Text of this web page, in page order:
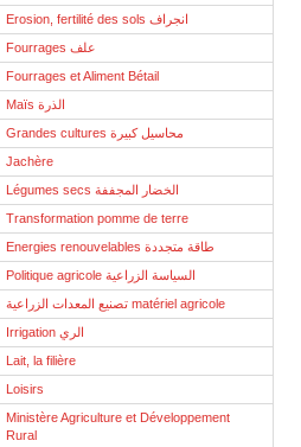
Erosion, fertilité des sols انجراف
Fourrages علف
Fourrages et Aliment Bétail
Maïs الذرة
Grandes cultures محاسيل كبيرة
Jachère
Légumes secs الخضار المجففة
Transformation pomme de terre
Energies renouvelables طاقة متجددة
Politique agricole السياسة الزراعية
تصنيع المعدات الزراعية matériel agricole
Irrigation الري
Lait, la filière
Loisirs
Ministère Agriculture et Développement
Rural